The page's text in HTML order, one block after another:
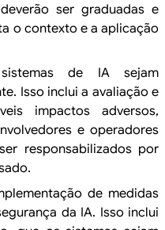
ser graduadas e
o contexto e a aplicação
de IA sejam
Isso inclui a avaliação e
impactos adversos,
e operadores
responsabilizadospor
de medidas
da IA. Isso inclui